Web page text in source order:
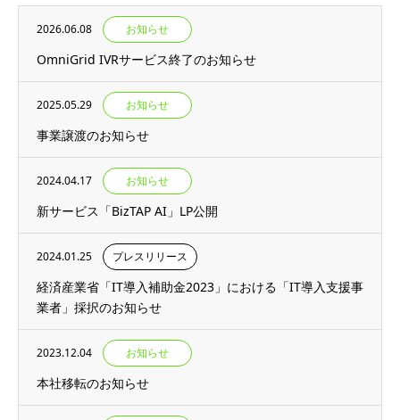
2026.06.08 お知らせ
OmniGrid IVRサービス終了のお知らせ
2025.05.29 お知らせ
事業譲渡のお知らせ
2024.04.17 お知らせ
新サービス「BizTAP AI」LP公開
2024.01.25 プレスリリース
経済産業省「IT導入補助金2023」における「IT導入支援事
業者」採択のお知らせ
2023.12.04 お知らせ
本社移転のお知らせ